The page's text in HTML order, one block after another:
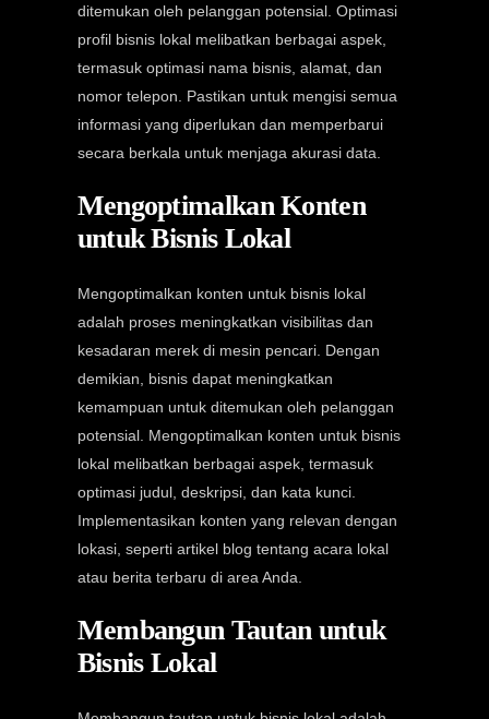
ditemukan oleh pelanggan potensial. Optimasi
profil bisnis lokal melibatkan berbagai aspek,
termasuk optimasi nama bisnis, alamat, dan
nomor telepon. Pastikan untuk mengisi semua
informasi yang diperlukan dan memperbarui
secara berkala untuk menjaga akurasi data.
Mengoptimalkan Konten
untuk Bisnis Lokal
Mengoptimalkan konten untuk bisnis lokal
adalah proses meningkatkan visibilitas dan
kesadaran merek di mesin pencari. Dengan
demikian, bisnis dapat meningkatkan
kemampuan untuk ditemukan oleh pelanggan
potensial. Mengoptimalkan konten untuk bisnis
lokal melibatkan berbagai aspek, termasuk
optimasi judul, deskripsi, dan kata kunci.
Implementasikan konten yang relevan dengan
lokasi, seperti artikel blog tentang acara lokal
atau berita terbaru di area Anda.
Membangun Tautan untuk
Bisnis Lokal